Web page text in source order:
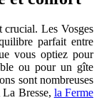
crucial. Les Vosges
parfait entre
vous optiez pour
ou pour un gîte
sont nombreuses
Bresse, la Ferme